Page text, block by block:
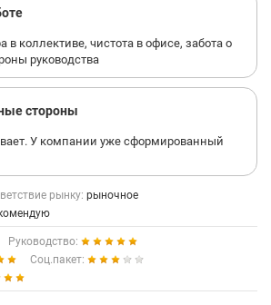
в коллективе, чистота в офисе, забота о
руководства
стороны
У компании уже сформированный
рынку: рыночное
Руководство:
Соц.пакет: